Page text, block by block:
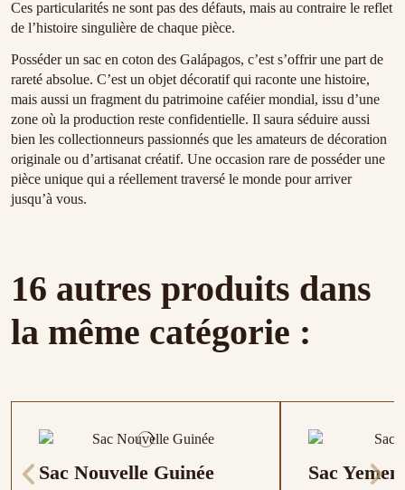
Ces particularités ne sont pas des défauts, mais au contraire le reflet
de l’histoire singulière de chaque pièce.
Posséder un sac en coton des Galápagos, c’est s’offrir une part de
rareté absolue. C’est un objet décoratif qui raconte une histoire,
mais aussi un fragment du patrimoine caféier mondial, issu d’une
zone où la production reste confidentielle. Il saura séduire aussi
bien les collectionneurs passionnés que les amateurs de décoration
originale ou d’artisanat créatif. Une occasion rare de posséder une
pièce unique qui a réellement traversé le monde pour arriver
jusqu’à vous.
16 autres produits dans
la même catégorie :
Sac Nouvelle Guinée Sac